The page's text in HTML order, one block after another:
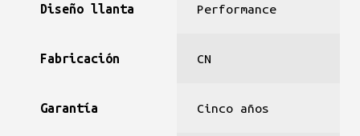
Diseño llanta Performance
Fabricación CN
Garantía Cinco años